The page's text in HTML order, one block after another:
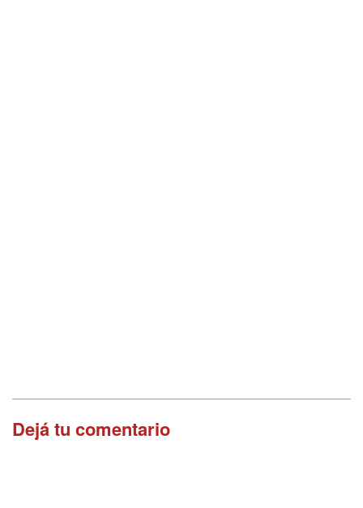
Dejá tu comentario